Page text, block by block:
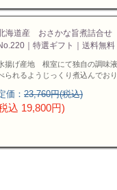
海道産 おさかな旨煮詰合
｜特選ギフト｜送料無料
揚げ産地 根室にて独自の調味
られるようじっくり煮込んでおり
価： 23,760円(税込)
込 19,800円)